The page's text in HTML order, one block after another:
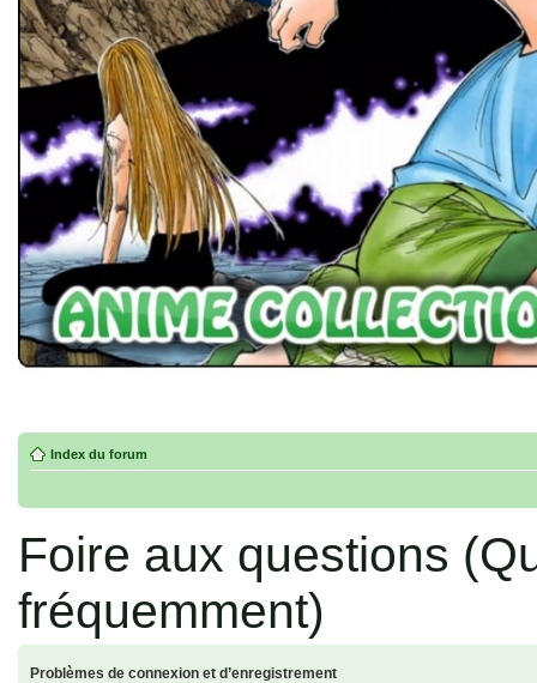
Index du forum
Foire aux questions
fréquemment)
Problèmes de connexion et d’enregistrement